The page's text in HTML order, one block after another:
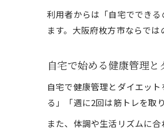
利用者からは「自宅ででき
ます。大阪府枚方市ならで
自宅で始める健康管理と
自宅で健康管理とダイエッ
る」「週に2回は筋トレを取
また、体調や生活リズムに